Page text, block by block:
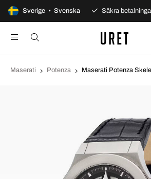
Sverige • Svenska
100 dagars öppet köp Säkra betalningar
Maserati Potenza